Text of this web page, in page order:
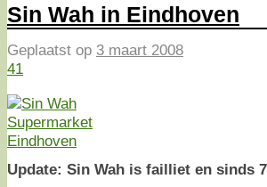
Sin Wah in Eindhoven
Geplaatst op 3 maart 2008
41
Update: Sin Wah is failliet en sinds